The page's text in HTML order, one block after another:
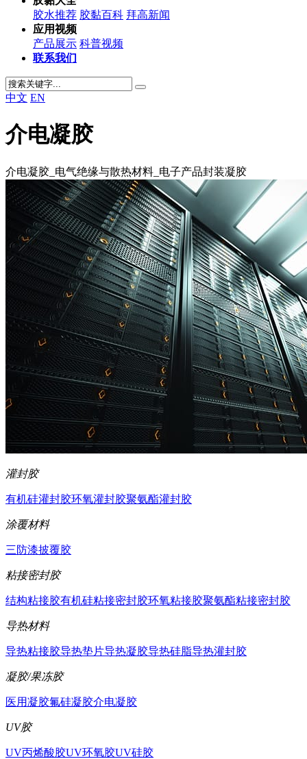
胶水推荐 胶黏百科 拜高新闻
应用视频
产品展示 科普视频
联系我们
中文 EN
介电凝胶
介电凝胶_电气绝缘与散热材料_电子产品封装凝胶
灌封胶
有机硅灌封胶环氧灌封胶聚氨酯灌封胶
涂覆材料
三防漆披覆胶
粘接密封胶
结构粘接胶有机硅粘接密封胶环氧粘接胶聚氨酯粘接密封胶
导热材料
导热粘接胶导热垫片导热凝胶导热硅脂导热灌封胶
凝胶/果冻胶
医用凝胶氟硅凝胶介电凝胶
UV胶
UV丙烯酸胶UV环氧胶UV硅胶